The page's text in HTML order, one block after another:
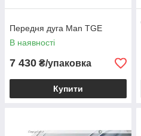
Передня дуга Man TGE
В наявності
7 430 ₴/упаковка
Купити